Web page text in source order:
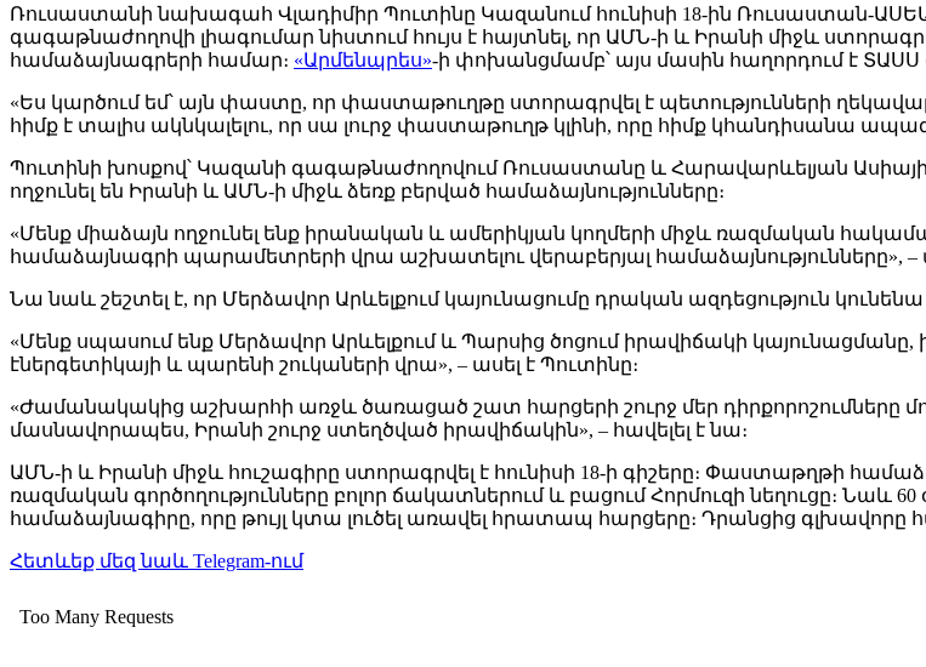
Ռուսաստանի նախագահ Վլադիմիր Պուտինը Կազանում հունիսի 18-ին Ռուսաստան-
գագաթնաժողովի լիագումար նիստում հույս է հայտնել, որ ԱՄՆ-ի և Իրանի միջև
համաձայնագրերի համար։ «Արմենպրես»-ի փոխանցմամբ՝ այս մասին հաղորդում է ՏԱՍՍ
«Ես կարծում եմ՝ այն փաստը, որ փաստաթուղթը ստորագրվել է պետությունների
հիմք է տալիս ակնկալելու, որ սա լուրջ փաստաթուղթ կլինի, որը հիմք կհանդիսանա
Պուտինի խոսքով՝ Կազանի գագաթնաժողովում Ռուսաստանը և Հարավարևելյան
ողջունել են Իրանի և ԱՄՆ-ի միջև ձեռք բերված համաձայնությունները։
«Մենք միաձայն ողջունել ենք իրանական և ամերիկյան կողմերի միջև ռազմական
համաձայնագրի պարամետրերի վրա աշխատելու վերաբերյալ համաձայնությունները», –
Նա նաև շեշտել է, որ Մերձավոր Արևելքում կայունացումը դրական ազդեցություն
«Մենք սպասում ենք Մերձավոր Արևելքում և Պարսից ծոցում իրավիճակի
էներգետիկայի և պարենի շուկաների վրա», – ասել է Պուտինը։
«Ժամանակակից աշխարհի առջև ծառացած շատ հարցերի շուրջ մեր դիրքորոշումները
մասնավորապես, Իրանի շուրջ ստեղծված իրավիճակին», – հավելել է նա։
ԱՄՆ-ի և Իրանի միջև հուշագիրը ստորագրվել է հունիսի 18-ի գիշերը։ Փաստաթղթի
ռազմական գործողությունները բոլոր ճակատներում և բացում Հորմուզի նեղուցը։ Նաև
համաձայնագիրը, որը թույլ կտա լուծել առավել հրատապ հարցերը։ Դրանցից
Հետևեք մեզ նաև Telegram-ում